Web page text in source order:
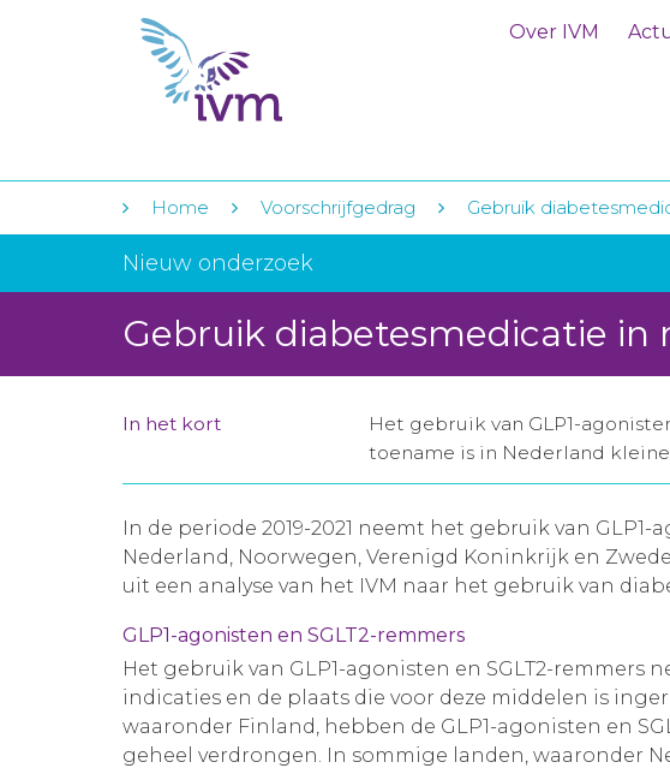
Over IVM
Home Voorschrijfgedrag Gebruik
Nieuw onderzoek
Gebruik diabetesmedicatie in
In het kort
Het gebruik van GLP1-
toename is in Nederland
In de periode 2019-2021 neemt het gebruik van
Nederland, Noorwegen, Verenigd Koninkrijk en
uit een analyse van het IVM naar het gebruik van
GLP1-agonisten en SGLT2-remmers
Het gebruik van GLP1-agonisten en SGLT2-
indicaties en de plaats die voor deze middelen is
waaronder Finland, hebben de GLP1-agonisten en
geheel verdrongen. In sommige landen, waaronder